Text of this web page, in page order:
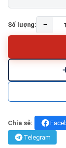
Số lượng: −
Chia sẻ:
Telegram